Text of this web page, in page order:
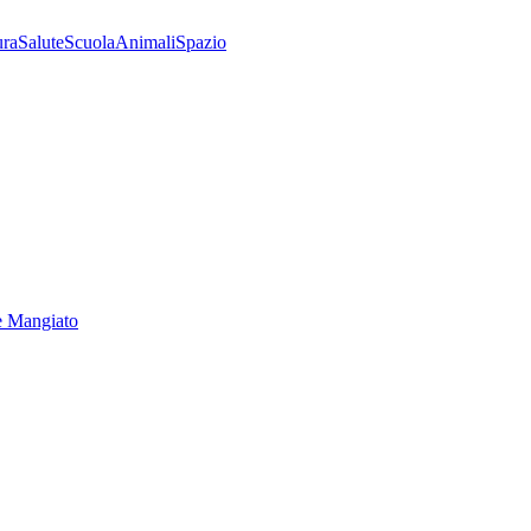
SaluteScuolaAnimaliSpazio
Mangiato